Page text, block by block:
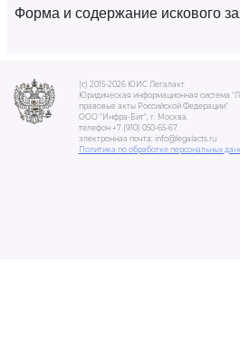
Форма и содержание искового
(c) 2015-2026 ЮИС Легалакт
Юридическая информационная система
правовые акты Российской Федерации"
ООО "Инфра-Бит", г. Москва.
телефон +7 (910) 050-65-67
электронная почта: info@legalacts.ru
Политика по обработке персональных